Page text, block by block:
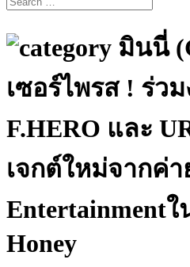
มินนี่
เซอร์ไพรส ! ร่ว
F.HERO และ
เจกต์ใหม่จากค่า
Entertainmentใ
Honey